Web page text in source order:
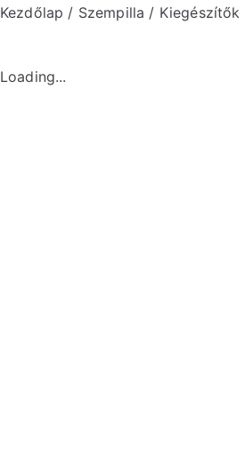
Kezdőlap / Szempilla / Kiegészítők
Loading...